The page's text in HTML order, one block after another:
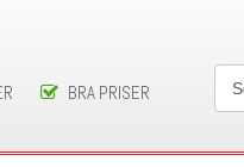
BRA PRISER